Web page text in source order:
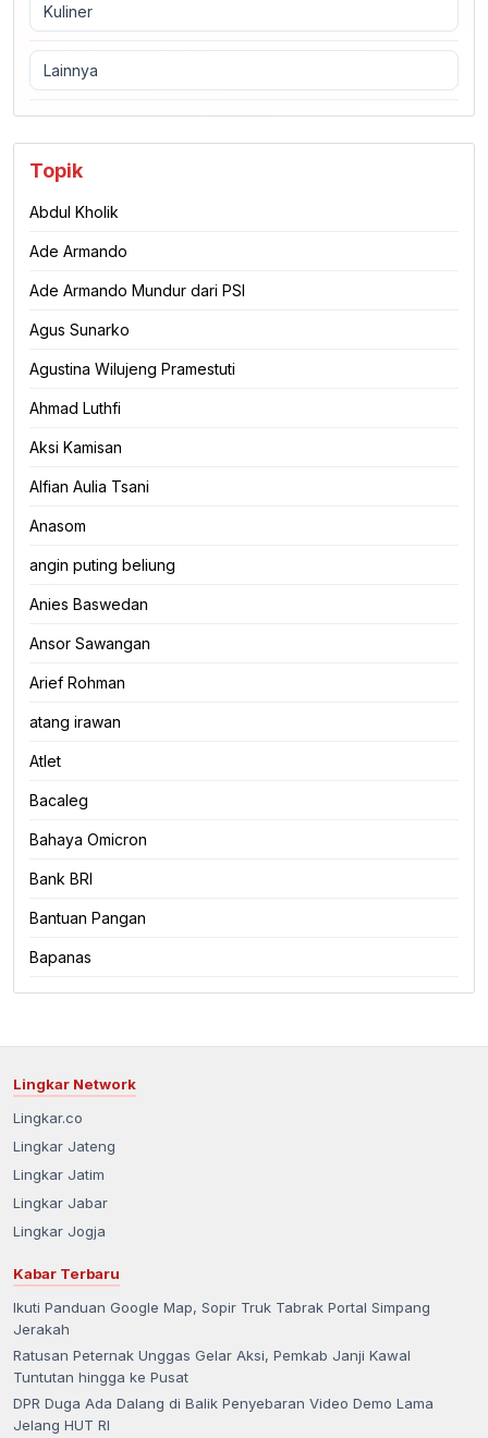
Kuliner
Lainnya
Topik
Abdul Kholik
Ade Armando
Ade Armando Mundur dari PSI
Agus Sunarko
Agustina Wilujeng Pramestuti
Ahmad Luthfi
Aksi Kamisan
Alfian Aulia Tsani
Anasom
angin puting beliung
Anies Baswedan
Ansor Sawangan
Arief Rohman
atang irawan
Atlet
Bacaleg
Bahaya Omicron
Bank BRI
Bantuan Pangan
Bapanas
Lingkar Network
Lingkar.co
Lingkar Jateng
Lingkar Jatim
Lingkar Jabar
Lingkar Jogja
Kabar Terbaru
Ikuti Panduan Google Map, Sopir Truk Tabrak Portal Simpang
Jerakah
Ratusan Peternak Unggas Gelar Aksi, Pemkab Janji Kawal
Tuntutan hingga ke Pusat
DPR Duga Ada Dalang di Balik Penyebaran Video Demo Lama
Jelang HUT RI